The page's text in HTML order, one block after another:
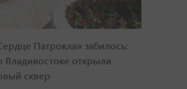
Патрокла» забилось:
Владивостоке открыли
сквер